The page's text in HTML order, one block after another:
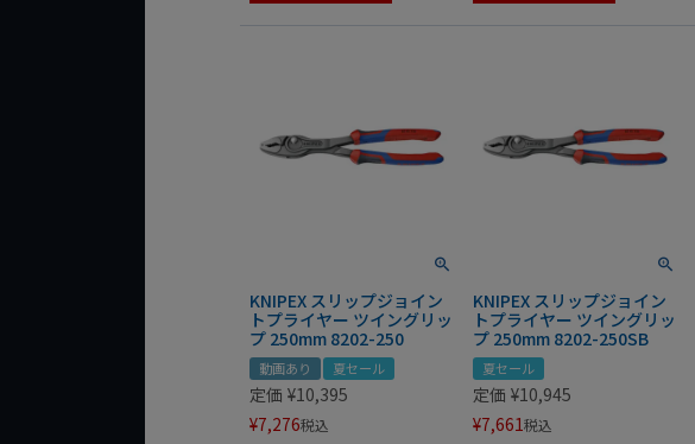
KNIPEX スリップジョイン
トプライヤー ツイングリッ
プ 250mm 8202-250
動画あり 夏セール
定価 ¥10,395
¥7,276税込
KNIPEX スリップジョイン
トプライヤー ツイングリッ
プ 250mm 8202-250SB
夏セール
定価 ¥10,945
¥7,661税込